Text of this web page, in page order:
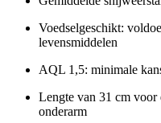
Voedselgeschikt:
levensmiddelen
AQL 1,5: minimale
Lengte van 31 cm voor
onderarm